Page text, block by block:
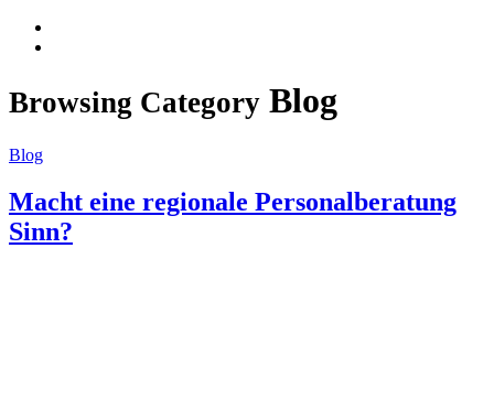
Browsing Category Blog
Blog
Macht eine regionale Personalberatung
Sinn?